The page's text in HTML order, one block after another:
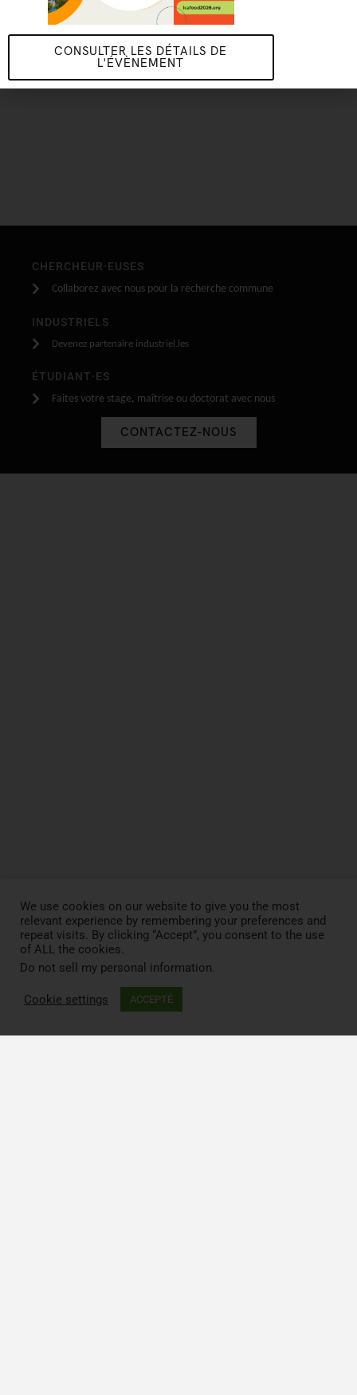
CHERCHEUR·EUSES
Collaborez avec nous pour la recherche commune
INDUSTRIELS
Devenez partenaire industriel.les
ÉTUDIANT·ES
Faites votre stage, maîtrise ou doctorat avec nous
CONTACTEZ-NOUS
We use cookies on our website to give you the most
relevant experience by remembering your preferences and
repeat visits. By clicking “Accept”, you consent to the use
of ALL the cookies.
Do not sell my personal information.
Cookie settings ACCEPTÉ
CONSULTER LES DÉTAILS DE
L'ÉVÈNEMENT